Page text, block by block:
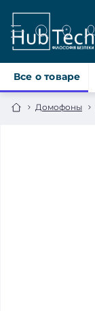
Домофоны
Все о товаре